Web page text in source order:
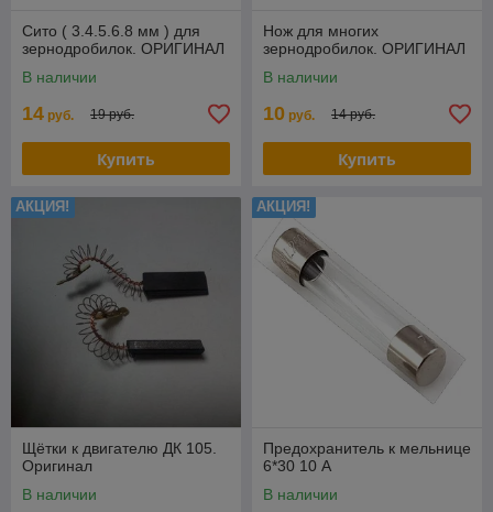
Сито ( 3.4.5.6.8 мм ) для
зернодробилок. ОРИГИНАЛ
В наличии
14 руб. 19 руб.
Купить
Нож для многих
зернодробилок. ОРИГИНАЛ
В наличии
10 руб. 14 руб.
Купить
АКЦИЯ!
Щётки к двигателю ДК 105.
Оригинал
В наличии
АКЦИЯ!
Предохранитель к мельнице
6*30 10 А
В наличии